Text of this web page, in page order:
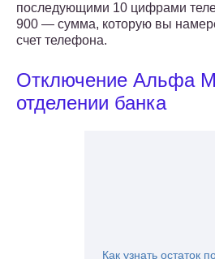
последующими 10 цифрами
900 — сумма, которую вы
счет телефона.
Отключение Альфа
отделении банка
Как узнать остаток